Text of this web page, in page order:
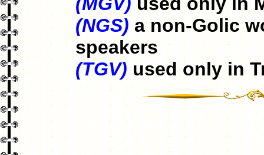
(NGS) a non-Golic
speakers
(TGV) used only in